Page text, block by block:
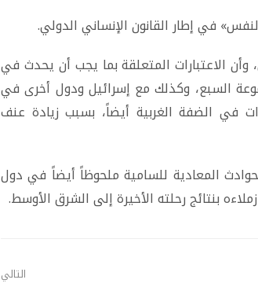
في إطار القانون الإنساني الدولي.
الاعتبارات المتعلقة بما يجب أن يحدث في
السبع، وكذلك مع إسرائيل ودول أخرى في
في الضفة الغربية أيضاً، بسبب زيادة عنف
المعادية للسامية ملحوظاً أيضاً في دول
بنتائج رحلته الأخيرة إلى الشرق الأوسط.
التالي